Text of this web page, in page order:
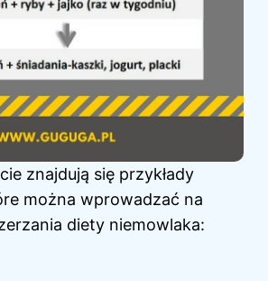
znajdują się przykłady
można wprowadzać na
diety niemowlaka: